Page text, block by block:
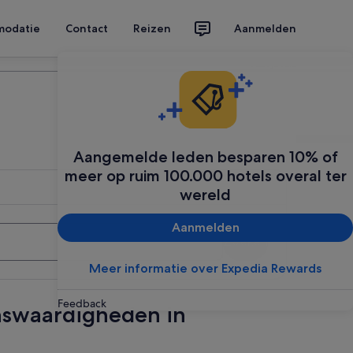
Contact Reizen Aanmelden
Aangemelde leden besparen 10% of
meer op ruim 100.000 hotels overal ter
wereld
Aanmelden
Meer informatie over Expedia Rewards
Feedback
Zoeken
in